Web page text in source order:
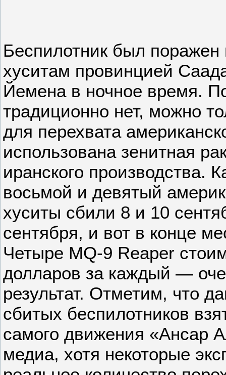
Беспилотник был поражен
хуситам провинцией
Йемена в ночное время.
традиционно нет, можно
для перехвата
использована зенитная
иранского производства.
восьмой и девятый
хуситы сбили 8 и 10
сентября, и вот в конце
Четыре MQ-9 Reaper
долларов за каждый —
результат. Отметим, что
сбитых беспилотников
самого движения «Ансар
медиа, хотя некоторые